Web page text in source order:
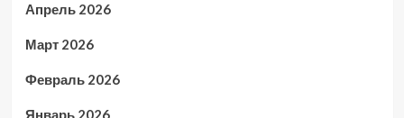
Апрель 2026
Март 2026
Февраль 2026
Январь 2026